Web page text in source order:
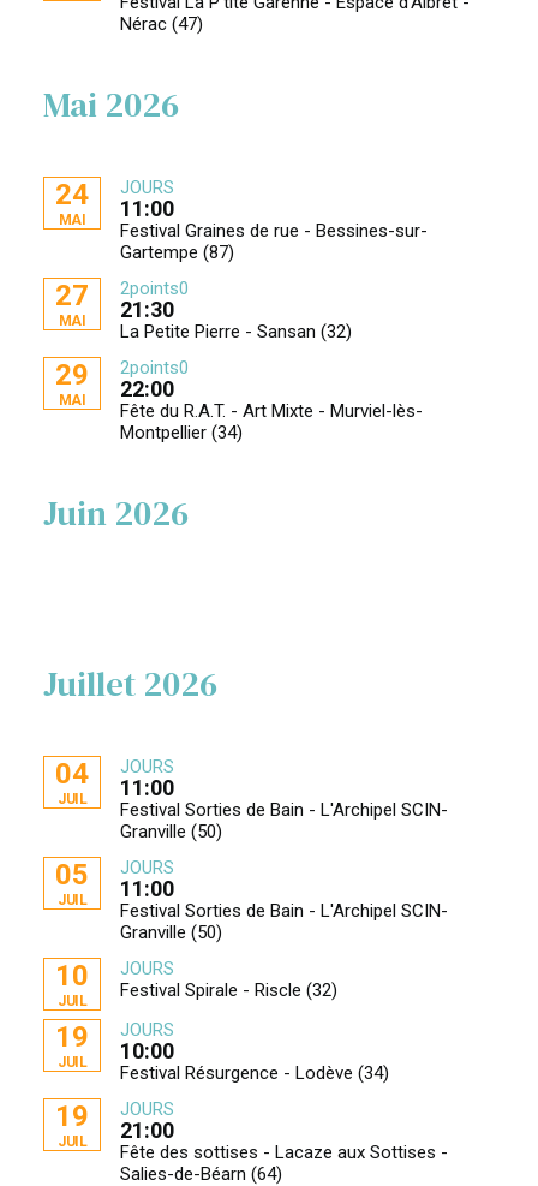
Nérac (47)
Mai 2026
24
MAI
JOURS
11:00
Festival Graines de rue - Bessines-sur-
Gartempe (87)
27
MAI
2points0
21:30
La Petite Pierre - Sansan (32)
29
MAI
2points0
22:00
Fête du R.A.T. - Art Mixte - Murviel-lès-
Montpellier (34)
Juin 2026
Juillet 2026
04
JUIL
JOURS
11:00
Festival Sorties de Bain - L'Archipel SCIN-
Granville (50)
05
JUIL
JOURS
11:00
Festival Sorties de Bain - L'Archipel SCIN-
Granville (50)
10
JUIL
JOURS
Festival Spirale - Riscle (32)
19
JUIL
JOURS
10:00
Festival Résurgence - Lodève (34)
19
JUIL
JOURS
21:00
Fête des sottises - Lacaze aux Sottises -
Salies-de-Béarn (64)